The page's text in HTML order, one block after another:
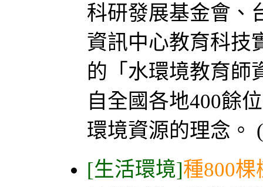
科研發展基金會、
資訊中心教育科技
的「水環境教育師
自全國各地400餘
環境資源的理念。
[生活環境]種800